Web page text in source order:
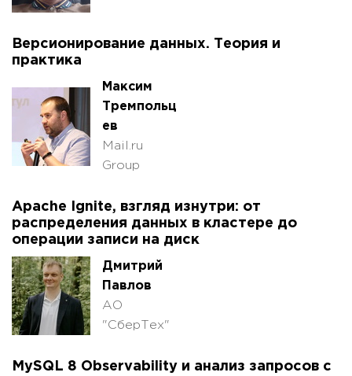
Версионирование данных. Теория и
практика
Максим
Тремпольц
ев
Mail.ru
Group
Apache Ignite, взгляд изнутри: от
распределения данных в кластере до
операции записи на диск
Дмитрий
Павлов
АО
"СберТех"
MySQL 8 Observability и анализ запросов с